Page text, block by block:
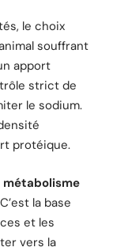
le choix
souffrant
apport
strict de
le sodium.
protéique.
la base
et les
vers la